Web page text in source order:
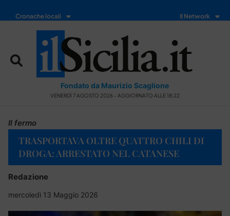
Cronache locali Il Network
Fondato da Maurizio Scaglione
VENERDÌ 7 AGOSTO 2026 - AGGIORNATO ALLE 18:22
Il fermo
TRASPORTAVA OLTRE QUATTRO CHILI DI
DROGA: ARRESTATO NEL CATANESE
Redazione
mercoledì 13 Maggio 2026